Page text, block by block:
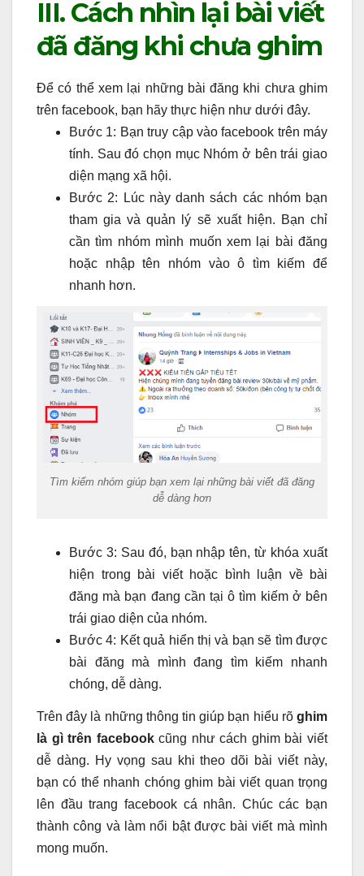
III. Cách nhìn lại bài viết
đã đăng khi chưa ghim
Để có thể xem lại những bài đăng khi chưa ghim
trên facebook, bạn hãy thực hiện như dưới đây.
Bước 1: Bạn truy cập vào facebook trên máy
tính. Sau đó chọn mục Nhóm ở bên trái giao
diện mạng xã hội.
Bước 2: Lúc này danh sách các nhóm bạn
tham gia và quản lý sẽ xuất hiện. Bạn chỉ
cần tìm nhóm mình muốn xem lại bài đăng
hoặc nhập tên nhóm vào ô tìm kiếm để
nhanh hơn.
Tìm kiếm nhóm giúp bạn xem lại những bài viết đã đăng
dễ dàng hơn
Bước 3: Sau đó, bạn nhập tên, từ khóa xuất
hiện trong bài viết hoặc bình luận về bài
đăng mà bạn đang cần tại ô tìm kiếm ở bên
trái giao diện của nhóm.
Bước 4: Kết quả hiển thị và bạn sẽ tìm được
bài đăng mà mình đang tìm kiếm nhanh
chóng, dễ dàng.
Trên đây là những thông tin giúp bạn hiểu rõ ghim
là gì trên facebookcũng như cách ghim bài viết
dễ dàng. Hy vọng sau khi theo dõi bài viết này,
bạn có thể nhanh chóng ghim bài viết quan trọng
lên đầu trang facebook cá nhân. Chúc các bạn
thành công và làm nổi bật được bài viết mà mình
mong muốn.